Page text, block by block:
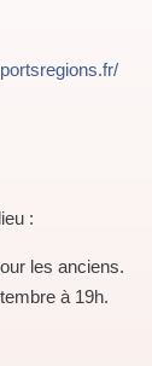
:
les anciens.
à 19h.